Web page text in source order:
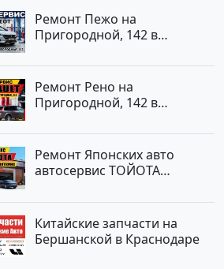
Ремонт Пежо на
Пригородной, 142 в
Ремонт Рено на
Пригородной, 142 в
Ремонт Японских авто
автосервис ТОЙОТА
Китайские запчасти на
Бершанской в Краснодаре